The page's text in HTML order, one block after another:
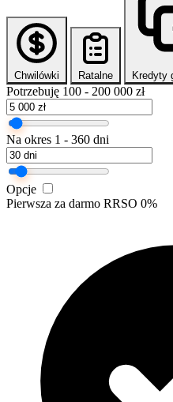
Chwilówki Ratalne Kredyty
Potrzebuję 100 - 200 000 zł
Na okres 1 - 360 dni
Opcje
Pierwsza za darmo RRSO 0%